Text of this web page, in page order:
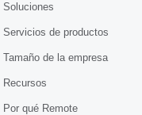
Soluciones
Servicios de productos
Tamaño de la empresa
Recursos
Por qué Remote